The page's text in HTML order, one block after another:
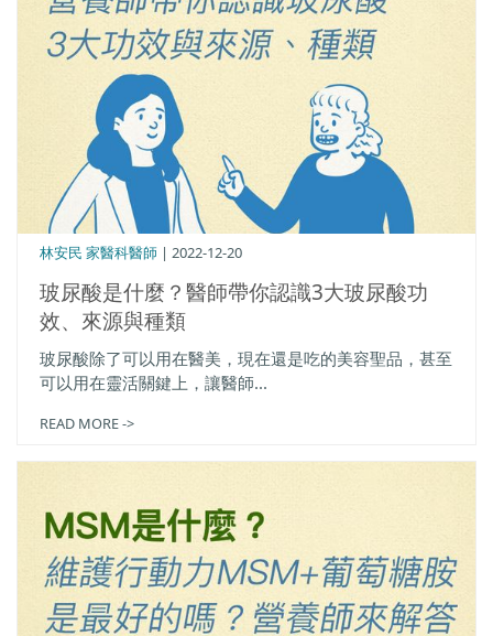
玻尿酸是什麼？醫師帶你認識3大玻尿酸功
效、來源與種類
林安民 家醫科醫師 | 2022-12-20
玻尿酸除了可以用在醫美，現在還是吃的美容聖品，甚至
可以用在靈活關鍵上，讓醫師...
READ MORE ->